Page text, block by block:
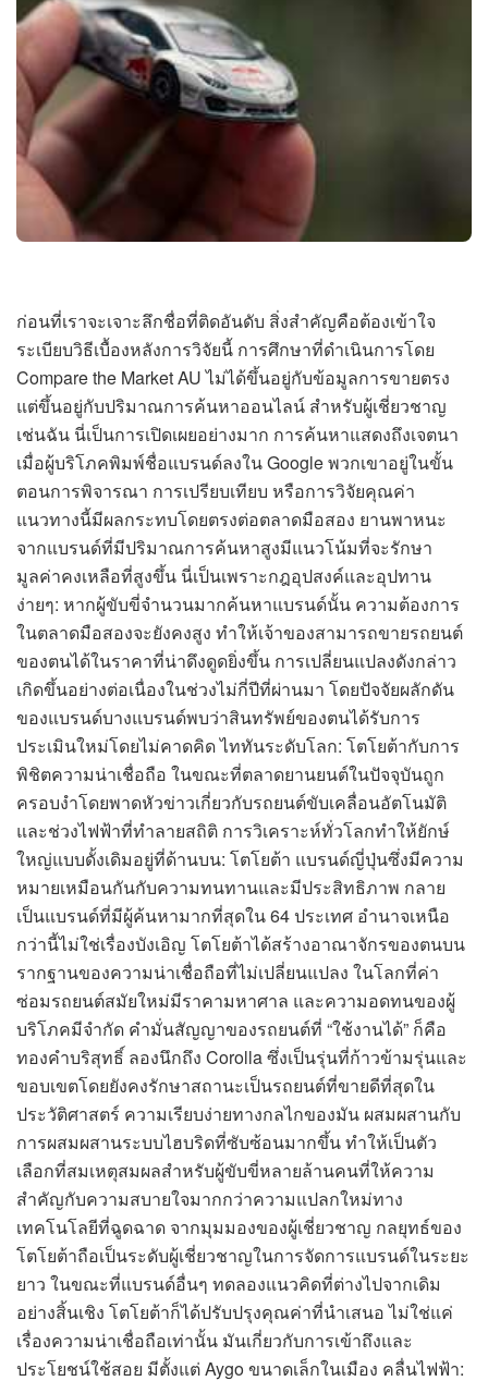
ก่อนที่เราจะเจาะลึกชื่อที่ติดอันดับ สิ่งสำคัญคือต้องเข้าใจ
ระเบียบวิธีเบื้องหลังการวิจัยนี้ การศึกษาที่ดำเนินการโดย
Compare the Market AU ไม่ได้ขึ้นอยู่กับข้อมูลการขายตรง
แต่ขึ้นอยู่กับปริมาณการค้นหาออนไลน์ สำหรับผู้เชี่ยวชาญ
เช่นฉัน นี่เป็นการเปิดเผยอย่างมาก การค้นหาแสดงถึงเจตนา
เมื่อผู้บริโภคพิมพ์ชื่อแบรนด์ลงใน Google พวกเขาอยู่ในขั้น
ตอนการพิจารณา การเปรียบเทียบ หรือการวิจัยคุณค่า
แนวทางนี้มีผลกระทบโดยตรงต่อตลาดมือสอง ยานพาหนะ
จากแบรนด์ที่มีปริมาณการค้นหาสูงมีแนวโน้มที่จะรักษา
มูลค่าคงเหลือที่สูงขึ้น นี่เป็นเพราะกฎอุปสงค์และอุปทาน
ง่ายๆ: หากผู้ขับขี่จำนวนมากค้นหาแบรนด์นั้น ความต้องการ
ในตลาดมือสองจะยังคงสูง ทำให้เจ้าของสามารถขายรถยนต์
ของตนได้ในราคาที่น่าดึงดูดยิ่งขึ้น การเปลี่ยนแปลงดังกล่าว
เกิดขึ้นอย่างต่อเนื่องในช่วงไม่กี่ปีที่ผ่านมา โดยปัจจัยผลักดัน
ของแบรนด์บางแบรนด์พบว่าสินทรัพย์ของตนได้รับการ
ประเมินใหม่โดยไม่คาดคิด ไททันระดับโลก: โตโยต้ากับการ
พิชิตความน่าเชื่อถือ ในขณะที่ตลาดยานยนต์ในปัจจุบันถูก
ครอบงำโดยพาดหัวข่าวเกี่ยวกับรถยนต์ขับเคลื่อนอัตโนมัติ
และช่วงไฟฟ้าที่ทำลายสถิติ การวิเคราะห์ทั่วโลกทำให้ยักษ์
ใหญ่แบบดั้งเดิมอยู่ที่ด้านบน: โตโยต้า แบรนด์ญี่ปุ่นซึ่งมีความ
หมายเหมือนกันกับความทนทานและมีประสิทธิภาพ กลาย
เป็นแบรนด์ที่มีผู้ค้นหามากที่สุดใน 64 ประเทศ อำนาจเหนือ
กว่านี้ไม่ใช่เรื่องบังเอิญ โตโยต้าได้สร้างอาณาจักรของตนบน
รากฐานของความน่าเชื่อถือที่ไม่เปลี่ยนแปลง ในโลกที่ค่า
ซ่อมรถยนต์สมัยใหม่มีราคามหาศาล และความอดทนของผู้
บริโภคมีจำกัด คำมั่นสัญญาของรถยนต์ที่ “ใช้งานได้” ก็คือ
ทองคำบริสุทธิ์ ลองนึกถึง Corolla ซึ่งเป็นรุ่นที่ก้าวข้ามรุ่นและ
ขอบเขตโดยยังคงรักษาสถานะเป็นรถยนต์ที่ขายดีที่สุดใน
ประวัติศาสตร์ ความเรียบง่ายทางกลไกของมัน ผสมผสานกับ
การผสมผสานระบบไฮบริดที่ซับซ้อนมากขึ้น ทำให้เป็นตัว
เลือกที่สมเหตุสมผลสำหรับผู้ขับขี่หลายล้านคนที่ให้ความ
สำคัญกับความสบายใจมากกว่าความแปลกใหม่ทาง
เทคโนโลยีที่ฉูดฉาด จากมุมมองของผู้เชี่ยวชาญ กลยุทธ์ของ
โตโยต้าถือเป็นระดับผู้เชี่ยวชาญในการจัดการแบรนด์ในระยะ
ยาว ในขณะที่แบรนด์อื่นๆ ทดลองแนวคิดที่ต่างไปจากเดิม
อย่างสิ้นเชิง โตโยต้าก็ได้ปรับปรุงคุณค่าที่นำเสนอ ไม่ใช่แค่
เรื่องความน่าเชื่อถือเท่านั้น มันเกี่ยวกับการเข้าถึงและ
ประโยชน์ใช้สอย มีตั้งแต่ Aygo ขนาดเล็กในเมือง คลื่นไฟฟ้า: